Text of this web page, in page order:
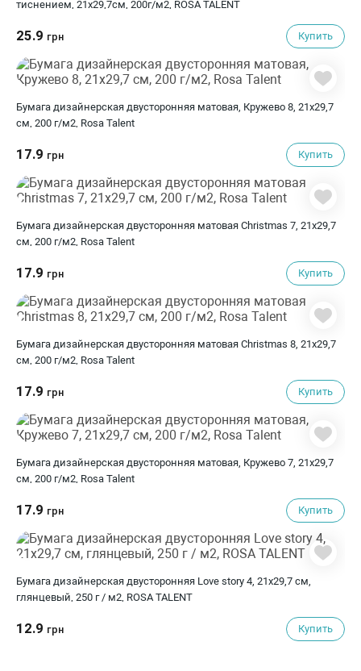
тиснением, 21х29,7см, 200г/м2, ROSA TALENT
25.9 грн Купить
Бумага дизайнерская двусторонняя матовая, Кружево 8, 21х29,7
см, 200 г/м2, Rosa Talent
17.9 грн Купить
Бумага дизайнерская двусторонняя матовая Christmas 7, 21х29,7
см, 200 г/м2, Rosa Talent
17.9 грн Купить
Бумага дизайнерская двусторонняя матовая Christmas 8, 21х29,7
см, 200 г/м2, Rosa Talent
17.9 грн Купить
Бумага дизайнерская двусторонняя матовая, Кружево 7, 21х29,7
см, 200 г/м2, Rosa Talent
17.9 грн Купить
Бумага дизайнерская двусторонняя Love story 4, 21х29,7 см,
глянцевый, 250 г / м2, ROSA TALENT
12.9 грн Купить